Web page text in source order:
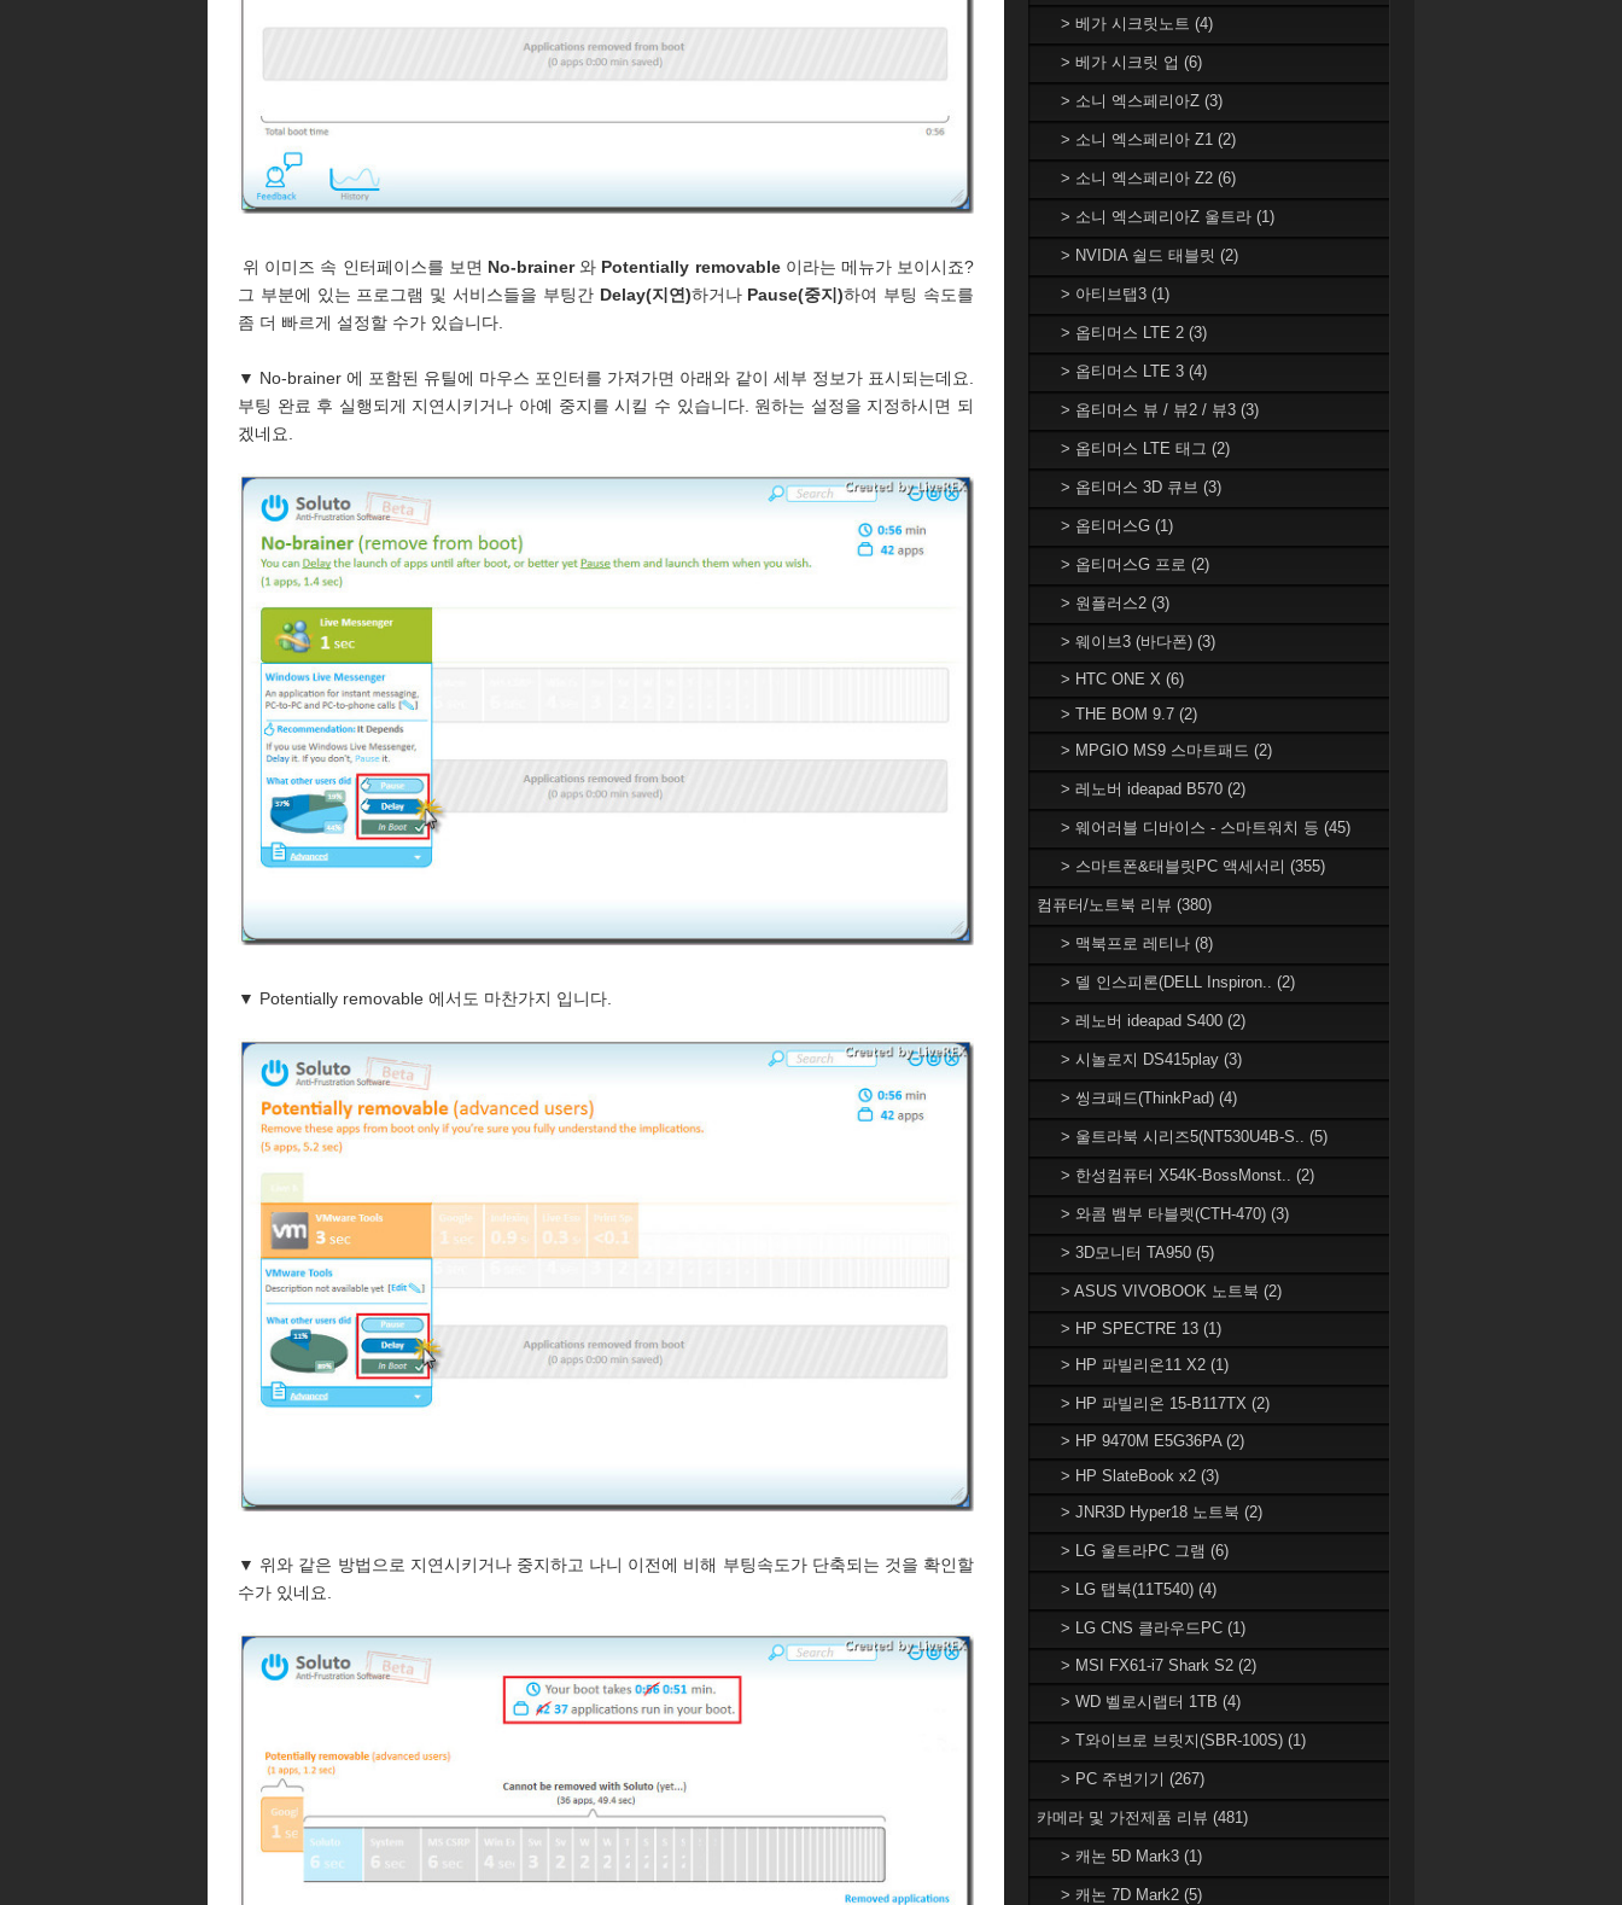
위 이미즈 속 인터페이스를 보면 No-brainer와 Potentially removable 이라는 메뉴가 보이시죠?
그 부분에 있는 프로그램 및 서비스들을 부팅간 Delay(지연)하거나 Pause(중지)하여 부팅 속도를
좀 더 빠르게 설정할 수가 있습니다.
▼ No-brainer 에 포함된 유틸에 마우스 포인터를 가져가면 아래와 같이 세부 정보가 표시되는데요.
부팅 완료 후 실행되게 지연시키거나 아예 중지를 시킬 수 있습니다. 원하는 설정을 지정하시면 되
겠네요.
▼ Potentially removable 에서도 마찬가지 입니다.
▼ 위와 같은 방법으로 지연시키거나 중지하고 나니 이전에 비해 부팅속도가 단축되는 것을 확인할
수가 있네요.
> 베가 시크릿노트 (4)
> 베가 시크릿 업 (6)
> 소니 엑스페리아Z (3)
> 소니 엑스페리아 Z1 (2)
> 소니 엑스페리아 Z2 (6)
> 소니 엑스페리아Z 울트라 (1)
> NVIDIA 쉴드 태블릿 (2)
> 아티브탭3 (1)
> 옵티머스 LTE 2 (3)
> 옵티머스 LTE 3 (4)
> 옵티머스 뷰 / 뷰2 / 뷰3 (3)
> 옵티머스 LTE 태그 (2)
> 옵티머스 3D 큐브 (3)
> 옵티머스G (1)
> 옵티머스G 프로 (2)
> 원플러스2 (3)
> 웨이브3 (바다폰) (3)
> HTC ONE X (6)
> THE BOM 9.7 (2)
> MPGIO MS9 스마트패드 (2)
> 레노버 ideapad B570 (2)
> 웨어러블 디바이스 - 스마트워치 등 (45)
> 스마트폰&태블릿PC 액세서리 (355)
컴퓨터/노트북 리뷰 (380)
> 맥북프로 레티나 (8)
> 델 인스피론(DELL Inspiron.. (2)
> 레노버 ideapad S400 (2)
> 시놀로지 DS415play (3)
> 씽크패드(ThinkPad) (4)
> 울트라북 시리즈5(NT530U4B-S.. (5)
> 한성컴퓨터 X54K-BossMonst.. (2)
> 와콤 뱀부 타블렛(CTH-470) (3)
> 3D모니터 TA950 (5)
> ASUS VIVOBOOK 노트북 (2)
> HP SPECTRE 13 (1)
> HP 파빌리온11 X2 (1)
> HP 파빌리온 15-B117TX (2)
> HP 9470M E5G36PA (2)
> HP SlateBook x2 (3)
> JNR3D Hyper18 노트북 (2)
> LG 울트라PC 그램 (6)
> LG 탭북(11T540) (4)
> LG CNS 클라우드PC (1)
> MSI FX61-i7 Shark S2 (2)
> WD 벨로시랩터 1TB (4)
> T와이브로 브릿지(SBR-100S) (1)
> PC 주변기기 (267)
카메라 및 가전제품 리뷰 (481)
> 캐논 5D Mark3 (1)
> 캐논 7D Mark2 (5)